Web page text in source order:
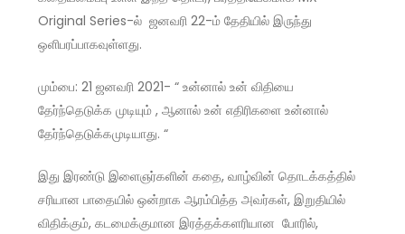
Original Series-ல் ஜனவரி 22-ம் தேதியில் இருந்து
ஒளிபரப்பாகவுள்ளது.
மும்பை: 21 ஜனவரி 2021- “ உன்னால் உன் விதியை
தேர்ந்தெடுக்க முடியும் , ஆனால் உன் எதிரிகளை உன்னால்
தேர்ந்தெடுக்கமுடியாது. “
இது இரண்டு இளைஞர்களின் கதை, வாழ்வின் தொடக்கத்தில்
சரியான பாதையில் ஒன்றாக ஆரம்பித்த அவர்கள், இறுதியில்
விதிக்கும், கடமைக்குமான இரத்தக்களரியான போரில்,